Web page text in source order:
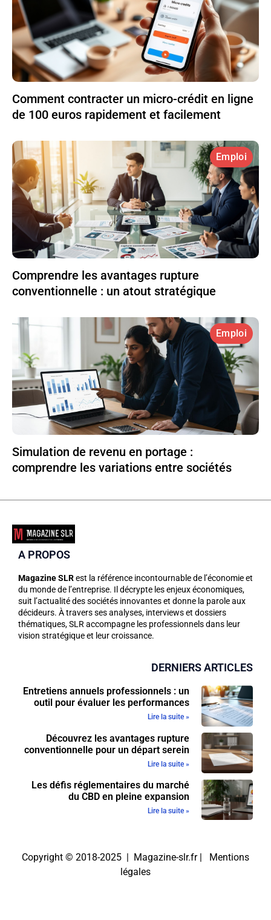
Comment contracter un micro-crédit en ligne
de 100 euros rapidement et facilement
Emploi
Comprendre les avantages rupture
conventionnelle : un atout stratégique
Emploi
Simulation de revenu en portage :
comprendre les variations entre sociétés
A PROPOS
Magazine SLRest la référence incontournable de l’économie et
du monde de l’entreprise. Il décrypte les enjeux économiques,
suit l’actualité des sociétés innovantes et donne la parole aux
décideurs. À travers ses analyses, interviews et dossiers
thématiques, SLR accompagne les professionnels dans leur
vision stratégique et leur croissance.
DERNIERS ARTICLES
Entretiens annuels professionnels : un
outil pour évaluer les performances
Lire la suite »
Découvrez les avantages rupture
conventionnelle pour un départ serein
Lire la suite »
Les défis réglementaires du marché
du CBD en pleine expansion
Lire la suite »
Copyright © 2018-2025 | Magazine-slr.fr |
Mentions
légales